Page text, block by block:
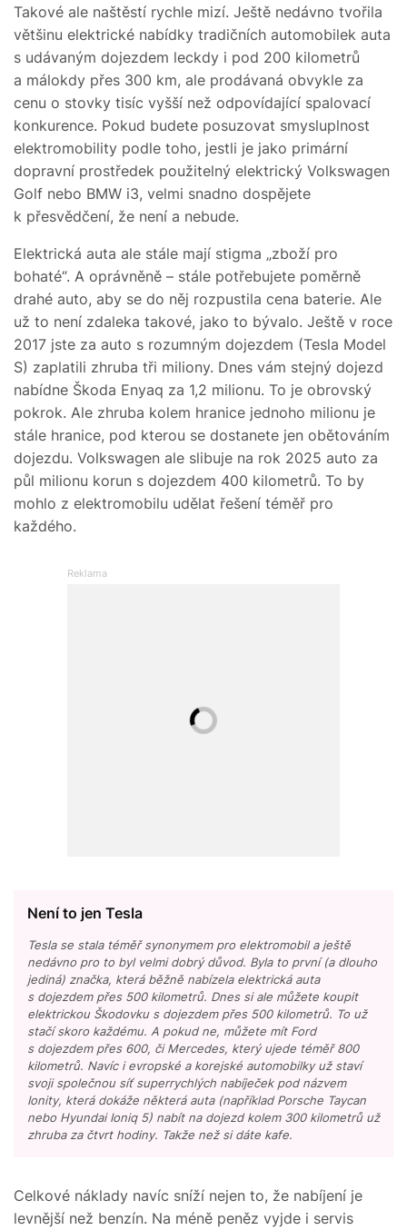
Takové ale naštěstí rychle mizí. Ještě nedávno tvořila
většinu elektrické nabídky tradičních automobilek auta
s udávaným dojezdem leckdy i pod 200 kilometrů
a málokdy přes 300 km, ale prodávaná obvykle za
cenu o stovky tisíc vyšší než odpovídající spalovací
konkurence. Pokud budete posuzovat smysluplnost
elektromobility podle toho, jestli je jako primární
dopravní prostředek použitelný elektrický Volkswagen
Golf nebo BMW i3, velmi snadno dospějete
k přesvědčení, že není a nebude.
Elektrická auta ale stále mají stigma „zboží pro
bohaté“. A oprávněně – stále potřebujete poměrně
drahé auto, aby se do něj rozpustila cena baterie. Ale
už to není zdaleka takové, jako to bývalo. Ještě v roce
2017 jste za auto s rozumným dojezdem (Tesla Model
S) zaplatili zhruba tři miliony. Dnes vám stejný dojezd
nabídne Škoda Enyaq za 1,2 milionu. To je obrovský
pokrok. Ale zhruba kolem hranice jednoho milionu je
stále hranice, pod kterou se dostanete jen obětováním
dojezdu. Volkswagen ale slibuje na rok 2025 auto za
půl milionu korun s dojezdem 400 kilometrů. To by
mohlo z elektromobilu udělat řešení téměř pro
každého.
Není to jen Tesla
Tesla se stala téměř synonymem pro elektromobil a ještě
nedávno pro to byl velmi dobrý důvod. Byla to první (a dlouho
jediná) značka, která běžně nabízela elektrická auta
s dojezdem přes 500 kilometrů. Dnes si ale můžete koupit
elektrickou Škodovku s dojezdem přes 500 kilometrů. To už
stačí skoro každému. A pokud ne, můžete mít Ford
s dojezdem přes 600, či Mercedes, který ujede téměř 800
kilometrů. Navíc i evropské a korejské automobilky už staví
svoji společnou síť superrychlých nabíječek pod názvem
Ionity, která dokáže některá auta (například Porsche Taycan
nebo Hyundai Ioniq 5) nabít na dojezd kolem 300 kilometrů už
zhruba za čtvrt hodiny. Takže než si dáte kafe.
Celkové náklady navíc sníží nejen to, že nabíjení je
levnější než benzín. Na méně peněz vyjde i servis